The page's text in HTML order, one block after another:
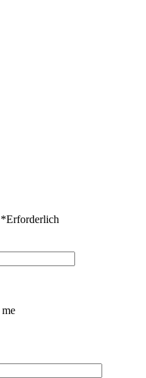
*Erforderlich